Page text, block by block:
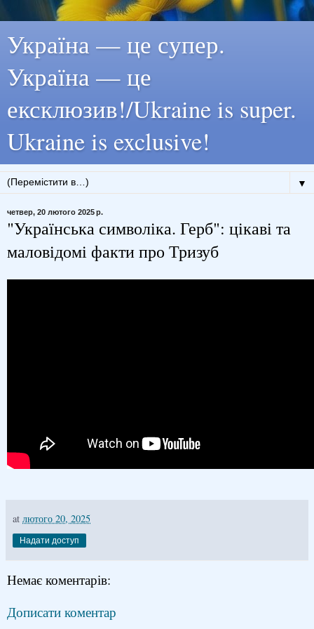
Україна — це супер.
Україна — це
ексклюзив!/Ukraine is super.
Ukraine is exclusive!
▼
четвер, 20 лютого 2025 р.
"Українська символіка. Герб": цікаві та
маловідомі факти про Тризуб
at лютого 20, 2025
Надати доступ
Немає коментарів:
Дописати коментар